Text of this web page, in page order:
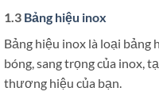
1.3 Bảng hiệu inox
Bảng hiệu inox là loại bảng
bóng, sang trọng của inox,
thương hiệu của bạn.